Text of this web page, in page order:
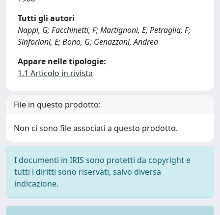
Tutti gli autori
Nappi, G; Facchinetti, F; Martignoni, E; Petraglia, F;
Sinforiani, E; Bono, G; Genazzani, Andrea
Appare nelle tipologie:
1.1 Articolo in rivista
File in questo prodotto:
Non ci sono file associati a questo prodotto.
I documenti in IRIS sono protetti da copyright e
tutti i diritti sono riservati, salvo diversa
indicazione.